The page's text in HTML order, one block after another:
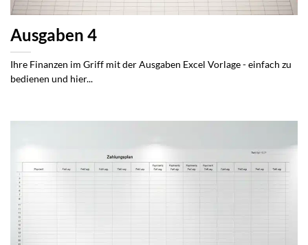
Ausgaben 4
Ihre Finanzen im Griff mit der Ausgaben Excel Vorlage - einfach zu
bedienen und hier...